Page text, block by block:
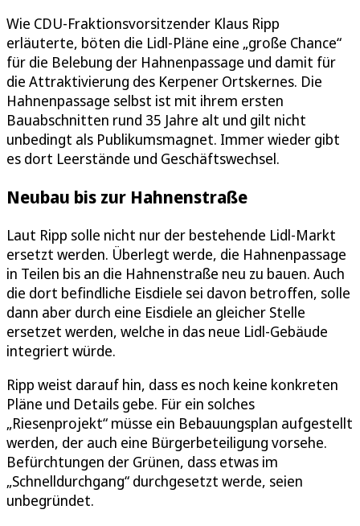
Wie CDU-Fraktionsvorsitzender Klaus Ripp
erläuterte, böten die Lidl-Pläne eine „große Chance“
für die Belebung der Hahnenpassage und damit für
die Attraktivierung des Kerpener Ortskernes. Die
Hahnenpassage selbst ist mit ihrem ersten
Bauabschnitten rund 35 Jahre alt und gilt nicht
unbedingt als Publikumsmagnet. Immer wieder gibt
es dort Leerstände und Geschäftswechsel.
Neubau bis zur Hahnenstraße
Laut Ripp solle nicht nur der bestehende Lidl-Markt
ersetzt werden. Überlegt werde, die Hahnenpassage
in Teilen bis an die Hahnenstraße neu zu bauen. Auch
die dort befindliche Eisdiele sei davon betroffen, solle
dann aber durch eine Eisdiele an gleicher Stelle
ersetzet werden, welche in das neue Lidl-Gebäude
integriert würde.
Ripp weist darauf hin, dass es noch keine konkreten
Pläne und Details gebe. Für ein solches
„Riesenprojekt“ müsse ein Bebauungsplan aufgestellt
werden, der auch eine Bürgerbeteiligung vorsehe.
Befürchtungen der Grünen, dass etwas im
„Schnelldurchgang“ durchgesetzt werde, seien
unbegründet.